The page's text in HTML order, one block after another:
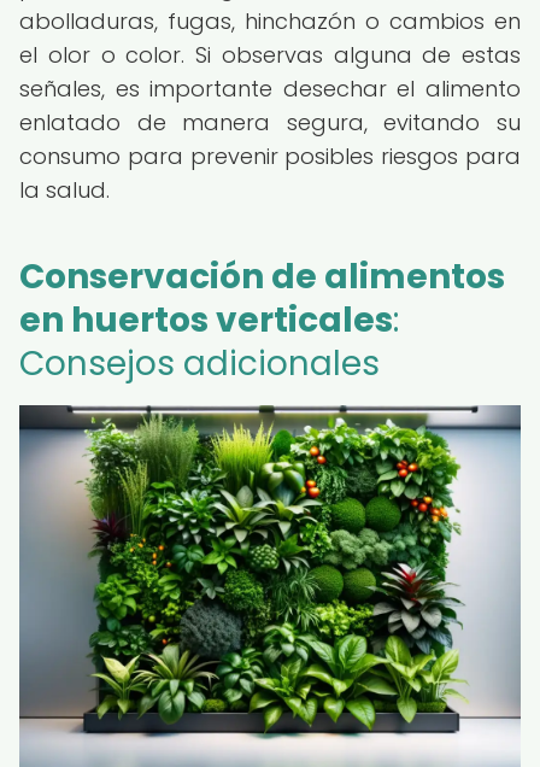
abolladuras, fugas, hinchazón o cambios en
el olor o color. Si observas alguna de estas
señales, es importante desechar el alimento
enlatado de manera segura, evitando su
consumo para prevenir posibles riesgos para
la salud.
Conservación de alimentos
en huertos verticales:
Consejos adicionales